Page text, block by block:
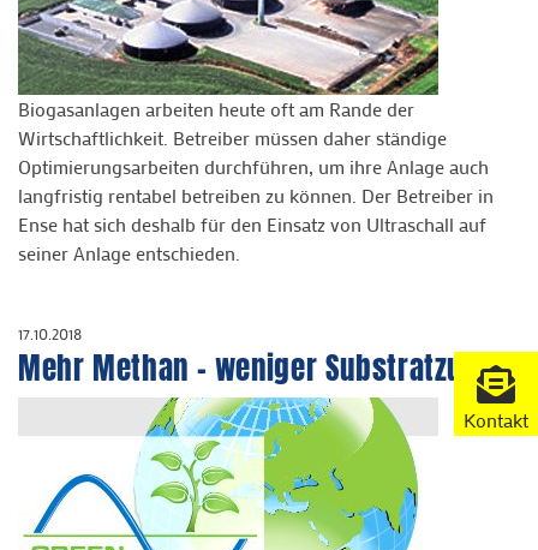
Kontakt
Biogasanlagen arbeiten heute oft am Rande der
Wirtschaftlichkeit. Betreiber müssen daher ständige
Optimierungsarbeiten durchführen, um ihre Anlage auch
langfristig rentabel betreiben zu können. Der Betreiber in
Ense hat sich deshalb für den Einsatz von Ultraschall auf
seiner Anlage entschieden.
17.10.2018
Mehr Methan – weniger Substratzufuhr